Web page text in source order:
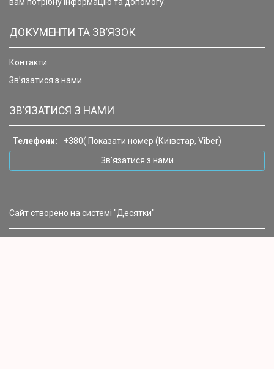
ДОКУМЕНТИ ТА ЗВ’ЯЗОК
Контакти
Зв’язатися з нами
ЗВ’ЯЗАТИСЯ З НАМИ
Телефони: +380( Показати номер (Київстар, Viber)
Зв’язатися з нами
Сайт створено на системі "Десятки"